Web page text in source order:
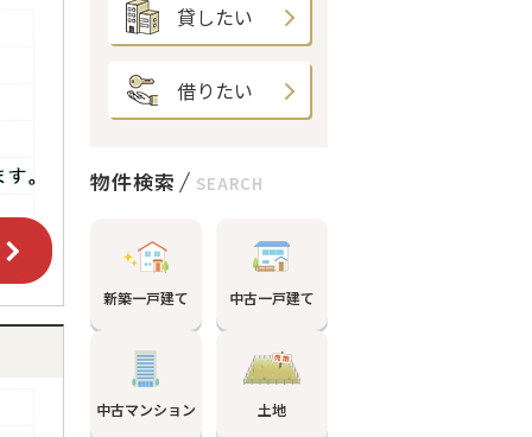
貸したい
借りたい
物件検索 SEARCH
新築一戸建て 中古一戸建て
中古マンション 土地